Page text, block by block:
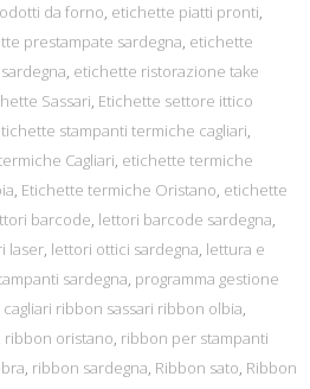
da forno, etichette piatti pronti,
prestampate sardegna, etichette
, etichette ristorazione take
Sassari, Etichette settore ittico
stampanti termiche cagliari,
Cagliari, etichette termiche
, Etichette termiche Oristano, etichette
barcode, lettori barcode sardegna,
laser, lettori ottici sardegna, lettura e
sardegna, programma gestione
ribbon sassari ribbon olbia,
ribbon oristano, ribbon per stampanti
, ribbon sardegna, Ribbon sato, Ribbon